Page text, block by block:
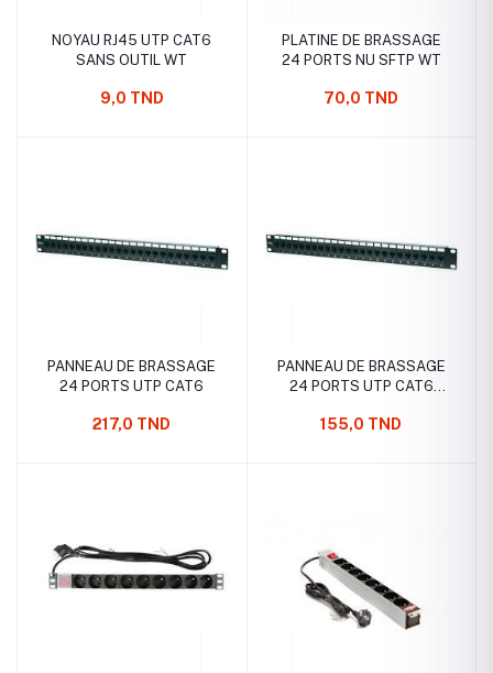
NOYAU RJ45 UTP CAT6
SANS OUTIL WT
9,0 TND
PLATINE DE BRASSAGE
24 PORTS NU SFTP WT
70,0 TND
PANNEAU DE BRASSAGE
24 PORTS UTP CAT6
217,0 TND
PANNEAU DE BRASSAGE
24 PORTS UTP CAT6
155,0 TND